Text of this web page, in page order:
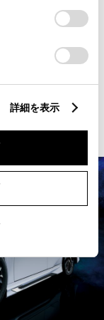
ては、当社の
て
」をご覧くだ
詳細を表示
をつな
、移動を